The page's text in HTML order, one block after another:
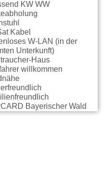
KW WW
Kabel
W-LAN (in der
Unterkunft)
Haus
willkommen
Bayerischer Wald